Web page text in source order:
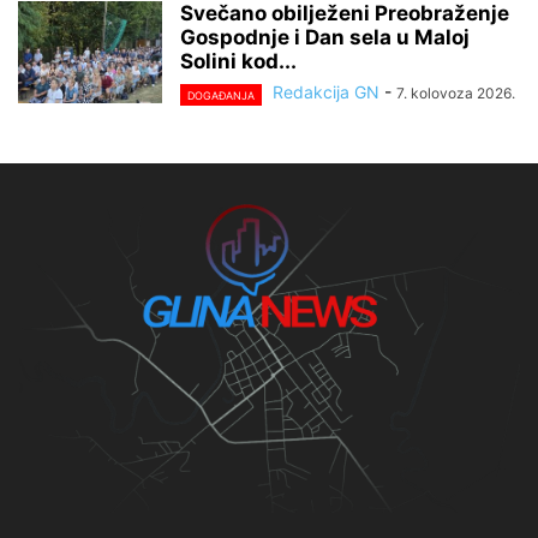
Svečano obilježeni Preobraženje
Gospodnje i Dan sela u Maloj
Solini kod...
DOGAĐANJA Redakcija GN - 7. kolovoza 2026.